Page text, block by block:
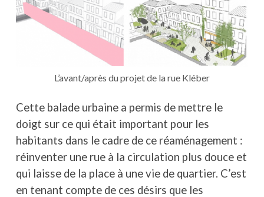
L’avant/après du projet de la rue Kléber
Cette balade urbaine a permis de mettre le
doigt sur ce qui était important pour les
habitants dans le cadre de ce réaménagement :
réinventer une rue à la circulation plus douce et
qui laisse de la place à une vie de quartier. C’est
en tenant compte de ces désirs que les